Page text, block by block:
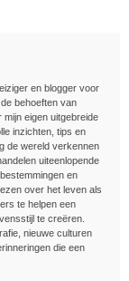
en blogger voor
behoeften van
eigen uitgebreide
inzichten, tips en
de wereld verkennen
uiteenlopende
en
over het leven als
te helpen een
te creëren.
nieuwe culturen
die een